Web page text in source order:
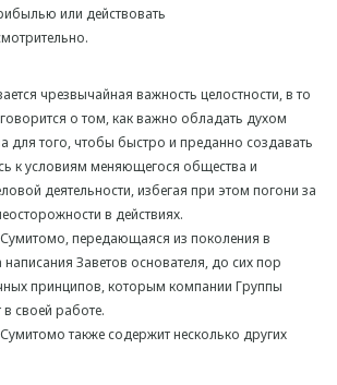
или действовать
чрезвычайная важность целостности, в то
о том, как важно обладать духом
для того, чтобы быстро и преданно создавать
к условиям меняющегося общества и
деятельности, избегая при этом погони за
в действиях.
передающаяся из поколения в
Заветов основателя, до сих пор
принципов, которым компании Группы
своей работе.
также содержит несколько других